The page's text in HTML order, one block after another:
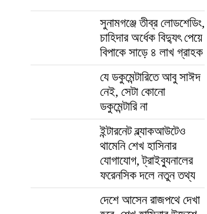
সুনামগঞ্জে তীব্র লোডশেডিং,
চাহিদার অর্ধেক বিদ্যুৎ পেয়ে
বিপাকে সাড়ে ৪ লাখ গ্রাহক
যে ডকুমেন্টারিতে আবু সাঈদ
নেই, সেটা কোনো
ডকুমেন্টারি না
ইন্টারনেট ব্ল্যাকআউটেও
থামেনি শেখ হাসিনার
যোগাযোগ, ট্রাইব্যুনালের
ফরেনসিক দলে নতুন তথ্য
দেশে আসেন রাজপথে দেখা